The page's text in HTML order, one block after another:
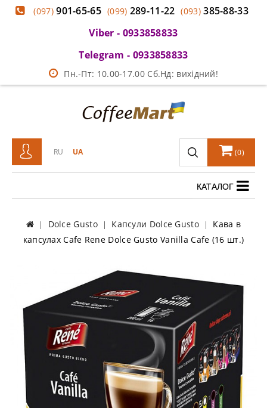
(097)901-65-65 (099) 289-11-22 (093)385-88-33
Viber - 0933858833
Telegram - 0933858833
Пн.-Пт: 10.00-17.00 Сб.Нд: вихідний!
RU UA (0)
КАТАЛОГ
Dolce Gusto Капсули Dolce Gusto
Кава в
капсулах Cafe Rene Dolce Gusto Vanilla Cafe (16 шт.)